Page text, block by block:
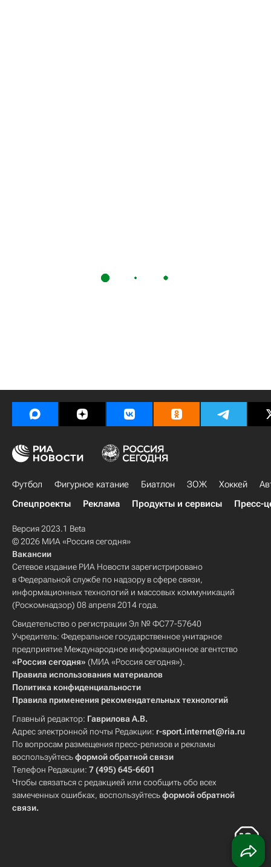
Футбол Фигурное катание Биатлон ЗОЖ Хоккей
Спецпроекты
Реклама Продукты и сервисы Пресс-
Версия 2023.1 Beta
© 2026 МИА «Россия сегодня»
Вакансии
Сетевое издание РИА Новости зарегистрировано
в Федеральной службе по надзору в сфере связи,
информационных технологий и массовых коммуникаций
(Роскомнадзор) 08 апреля 2014 года.
Свидетельство о регистрации Эл № ФС77-57640
Учредитель: Федеральное государственное унитарное
предприятие Международное информационное агентство
«Россия сегодня» (МИА «Россия сегодня»).
Правила использования материалов
Политика конфиденциальности
Правила применения рекомендательных технологий
Главный редактор: Гаврилова А.В.
Адрес электронной почты Редакции: r-sport.internet@ria.ru
По вопросам размещения пресс-релизов и рекламы
воспользуйтесьформой обратной связи
Телефон Редакции: 7 (495) 645-6601
Чтобы связаться с редакцией или сообщить обо всех
замеченных ошибках, воспользуйтесьформой обратной
связи.